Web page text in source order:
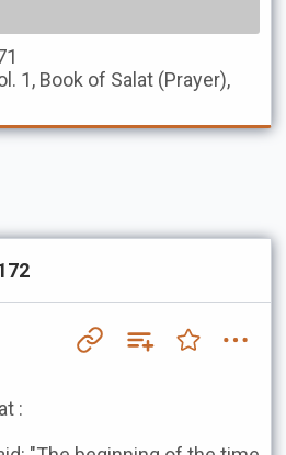
1, Book of Salat (Prayer),
: